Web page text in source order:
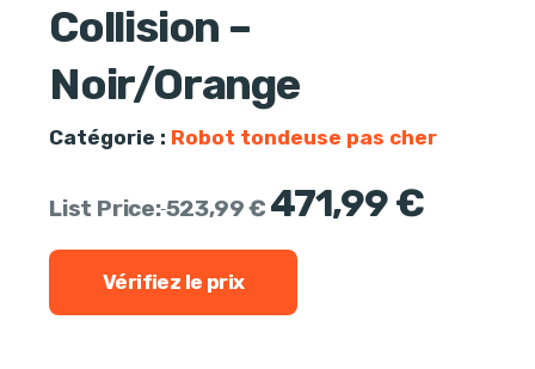
Collision –
Noir/Orange
List Price:523,99€
Le
prix
471,99€Le
prix
Vérifiez le prix
Catégorie : Robot tondeuse pas cher